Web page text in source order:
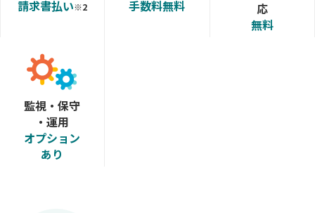
請求書払い※2
手数料無料
応
無料
監視・保守
・運用
オプション
あり